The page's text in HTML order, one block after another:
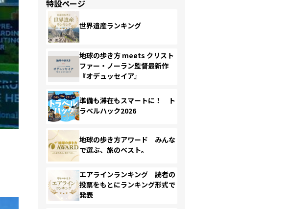
特設ページ
世界遺産ランキング
地球の歩き方 meets クリスト
ファー・ノーラン監督最新作
『オデュッセイア』
準備も滞在もスマートに！ ト
ラベルハック2026
地球の歩き方アワード みんな
で選ぶ、旅のベスト。
エアラインランキング 読者の
投票をもとにランキング形式で
発表